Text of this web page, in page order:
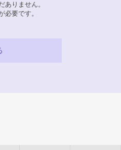
ありません。
必要です。